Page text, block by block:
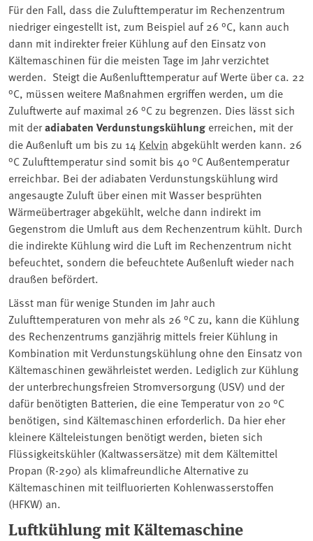
Für den Fall, dass die Zulufttemperatur im Rechenzentrum
niedriger eingestellt ist, zum Beispiel auf 26 °C, kann auch
dann mit indirekter freier Kühlung auf den Einsatz von
Kältemaschinen für die meisten Tage im Jahr verzichtet
werden. Steigt die Außenlufttemperatur auf Werte über ca. 22
°C, müssen weitere Maßnahmen ergriffen werden, um die
Zuluftwerte auf maximal 26 °C zu begrenzen. Dies lässt sich
mit deradiabaten Verdunstungskühlung erreichen, mit der
die Außenluft um bis zu 14 Kelvin abgekühlt werden kann. 26
°C Zulufttemperatur sind somit bis 40 °C Außentemperatur
erreichbar. Bei der adiabaten Verdunstungskühlung wird
angesaugte Zuluft über einen mit Wasser besprühten
Wärmeübertrager abgekühlt, welche dann indirekt im
Gegenstrom die Umluft aus dem Rechenzentrum kühlt. Durch
die indirekte Kühlung wird die Luft im Rechenzentrum nicht
befeuchtet, sondern die befeuchtete Außenluft wieder nach
draußen befördert.
Lässt man für wenige Stunden im Jahr auch
Zulufttemperaturen von mehr als 26 °C zu, kann die Kühlung
des Rechenzentrums ganzjährig mittels freier Kühlung in
Kombination mit Verdunstungskühlung ohne den Einsatz von
Kältemaschinen gewährleistet werden. Lediglich zur Kühlung
der unterbrechungsfreien Stromversorgung (USV) und der
dafür benötigten Batterien, die eine Temperatur von 20 °C
benötigen, sind Kältemaschinen erforderlich. Da hier eher
kleinere Kälteleistungen benötigt werden, bieten sich
Flüssigkeitskühler (Kaltwassersätze) mit dem Kältemittel
Propan (R-290) als klimafreundliche Alternative zu
Kältemaschinen mit teilfluorierten Kohlenwasserstoffen
(HFKW) an.
Luftkühlung mit Kältemaschine